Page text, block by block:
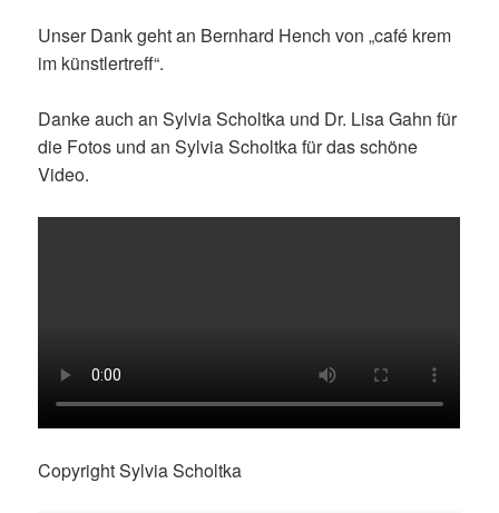
Unser Dank geht an Bernhard Hench von „café krem
im künstlertreff“.
Danke auch an Sylvia Scholtka und Dr. Lisa Gahn für
die Fotos und an Sylvia Scholtka für das schöne
Video.
Copyright Sylvia Scholtka